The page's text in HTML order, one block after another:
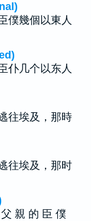
僕幾個以東人
仆几个以东人
往埃及，那時
往埃及，那时
親 的 臣 僕